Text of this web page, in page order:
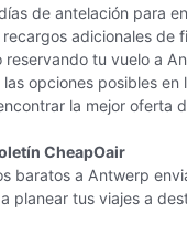
de antelación para
adicionales de
tu vuelo a
opciones posibles
la mejor oferta
CheapOair
baratos a Antwerp
planear tus viajes a